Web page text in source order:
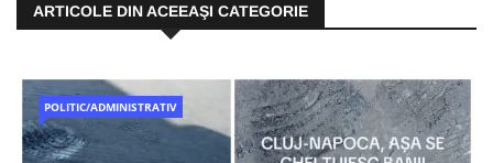
ARTICOLE DIN ACEEAŞI CATEGORIE
POLITIC/ADMINISTRATIV